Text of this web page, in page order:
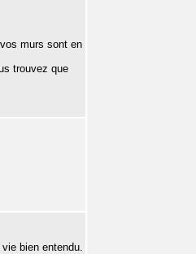
murs sont en
trouvez que
bien entendu.